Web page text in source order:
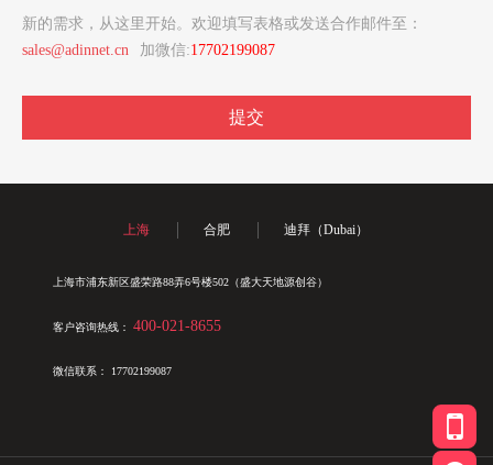
新的需求，从这里开始。欢迎填写表格或发送合作邮件至：
sales@adinnet.cn
加微信:17702199087
提交
上海 合肥 迪拜（Dubai）
上海市浦东新区盛荣路88弄6号楼502（盛大天地源创谷）
客户咨询热线： 400-021-8655
微信联系： 17702199087